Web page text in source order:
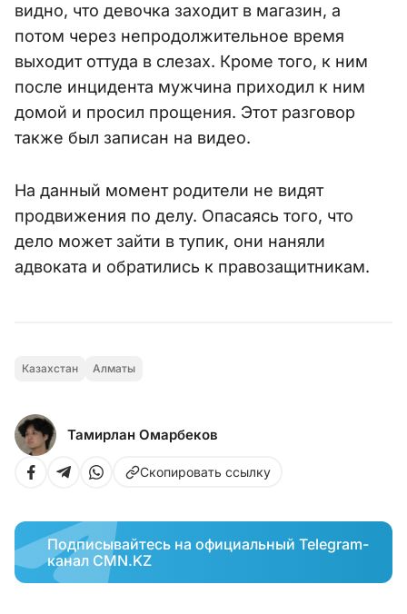
видно, что девочка заходит в магазин, а
потом через непродолжительное время
выходит оттуда в слезах. Кроме того, к ним
после инцидента мужчина приходил к ним
домой и просил прощения. Этот разговор
также был записан на видео.
На данный момент родители не видят
продвижения по делу. Опасаясь того, что
дело может зайти в тупик, они наняли
адвоката и обратились к правозащитникам.
Казахстан Алматы
Тамирлан Омарбеков
Скопировать ссылку
Подписывайтесь на официальный Telegram-
канал CMN.KZ